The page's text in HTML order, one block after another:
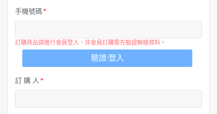
手機號碼
訂購商品請進行會員登入，非會員訂購需先驗證聯絡資料。
驗證/登入
訂 購 人